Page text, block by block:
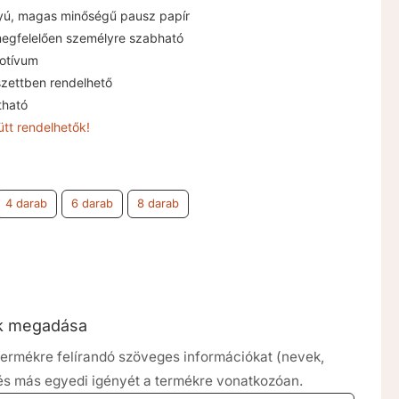
magas minőségű pausz papír
személyre szabható
rendelhető
rendelhetők!
4 darab 6 darab 8 darab
megadása
felírandó szöveges információkat (nevek,
más egyedi igényét a termékre vonatkozóan.